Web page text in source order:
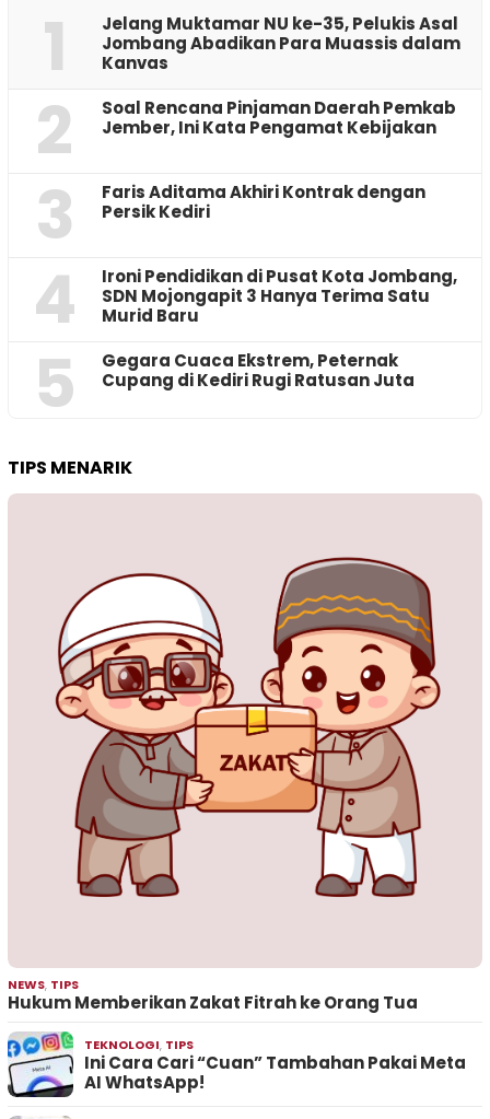
1
Jelang Muktamar NU ke-35, Pelukis Asal
Jombang Abadikan Para Muassis dalam
Kanvas
2
‎Soal Rencana Pinjaman Daerah Pemkab
Jember, Ini Kata Pengamat Kebijakan ‎
3
Faris Aditama Akhiri Kontrak dengan
Persik Kediri
4
Ironi Pendidikan di Pusat Kota Jombang,
SDN Mojongapit 3 Hanya Terima Satu
Murid Baru
5
‎Gegara Cuaca Ekstrem, Peternak
Cupang di Kediri Rugi Ratusan Juta
TIPS MENARIK
NEWS, TIPS
Hukum Memberikan Zakat Fitrah ke Orang Tua
TEKNOLOGI, TIPS
Ini Cara Cari “Cuan” Tambahan Pakai Meta
AI WhatsApp!